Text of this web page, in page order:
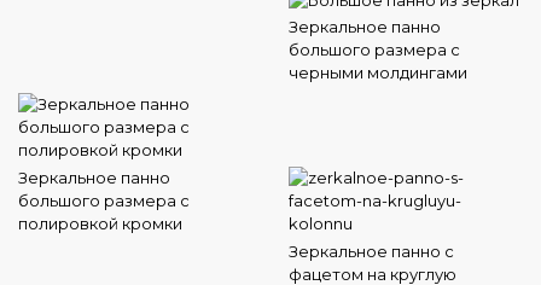
Зеркальное панно
большого размера с
черными молдингами
Зеркальное панно
большого размера с
полировкой кромки
Зеркальное панно с
фацетом на круглую